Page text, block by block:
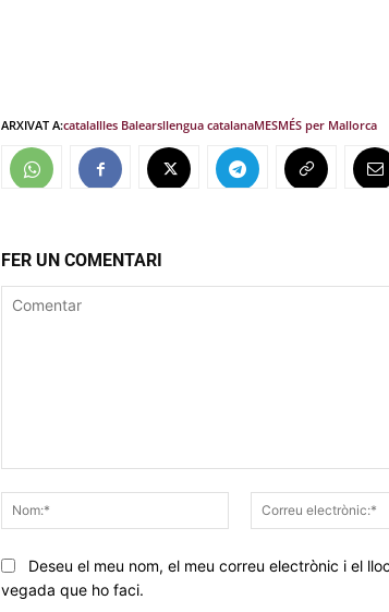
ARXIVAT A:catalaIlles Balearsllengua catalanaMESMÉS per Mallorca
FER UN COMENTARI
Nom:*
Deseu el meu nom, el meu correu electrònic i el
vegada que ho faci.